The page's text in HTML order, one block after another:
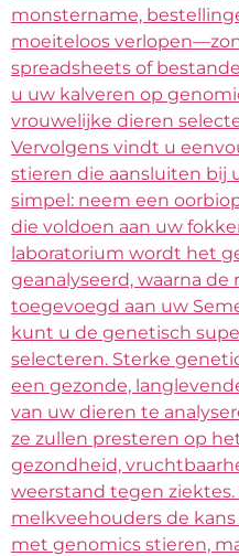
monstername,
moeiteloos
spreadsheets of
u uw kalveren op
vrouwelijke dieren
Vervolgens vindt u
stieren die aansluiten bij
simpel: neem een
die voldoen aan uw
laboratorium wordt het
geanalyseerd, waarna
toegevoegd aan uw
kunt u de genetisch
selecteren. Sterke
een gezonde,
van uw dieren te
ze zullen presteren op
gezondheid,
weerstand tegen
melkveehouders de
met genomics stieren,